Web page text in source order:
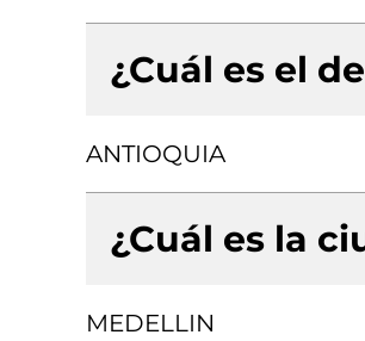
¿Cuál es el
ANTIOQUIA
¿Cuál es la
MEDELLIN